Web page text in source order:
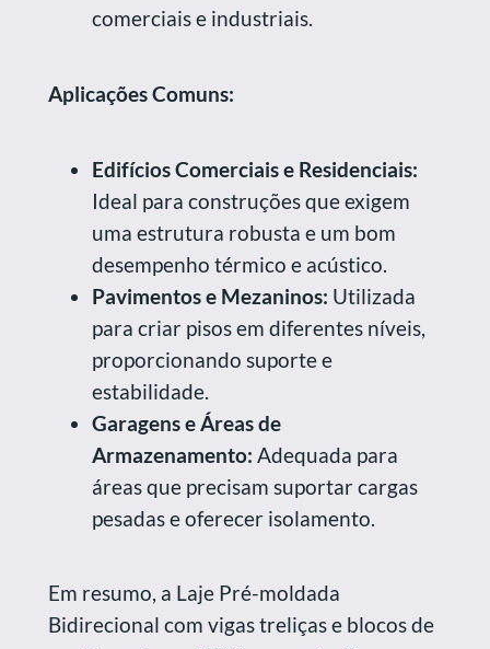
comerciais e industriais.
Aplicações Comuns:
Edifícios Comerciais e Residenciais:
Ideal para construções que exigem
uma estrutura robusta e um bom
desempenho térmico e acústico.
Pavimentos e Mezaninos: Utilizada
para criar pisos em diferentes níveis,
proporcionando suporte e
estabilidade.
Garagens e Áreas de
Armazenamento: Adequada para
áreas que precisam suportar cargas
pesadas e oferecer isolamento.
Em resumo, a Laje Pré-moldada
Bidirecional com vigas treliças e blocos de